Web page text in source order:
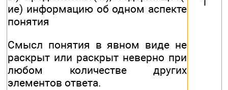
ие) информацию об одном аспекте
понятия
Смысл понятия в явном виде не
раскрыт или раскрыт неверно при
любом количестве других
элементов ответа.